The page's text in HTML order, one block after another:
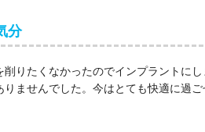
分
りたくなかったのでインプラントに
ませんでした。今はとても快適に過ご